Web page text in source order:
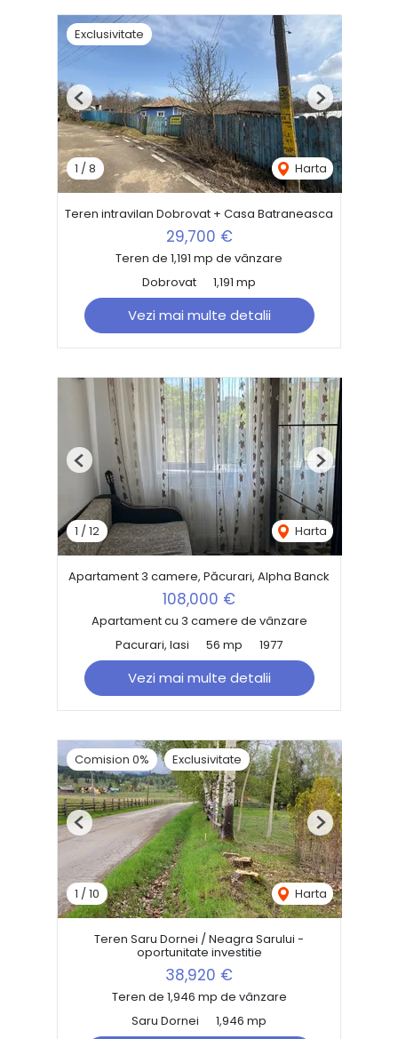
Exclusivitate
1 / 8 Harta
Previous Next
Teren intravilan Dobrovat + Casa Batraneasca
29,700 €
Teren de 1,191 mp de vânzare
Dobrovat
1,191 mp
Vezi mai multe detalii
1 / 12 Harta
Previous Next
Apartament 3 camere, Păcurari, Alpha Banck
108,000 €
Apartament cu 3 camere de vânzare
Pacurari, Iasi
56 mp 1977
Vezi mai multe detalii
Comision 0% Exclusivitate
1 /10 Harta
Previous Next
Teren Saru Dornei / Neagra Sarului -
oportunitate investitie
38,920 €
Teren de 1,946 mp de vânzare
Saru Dornei
1,946 mp